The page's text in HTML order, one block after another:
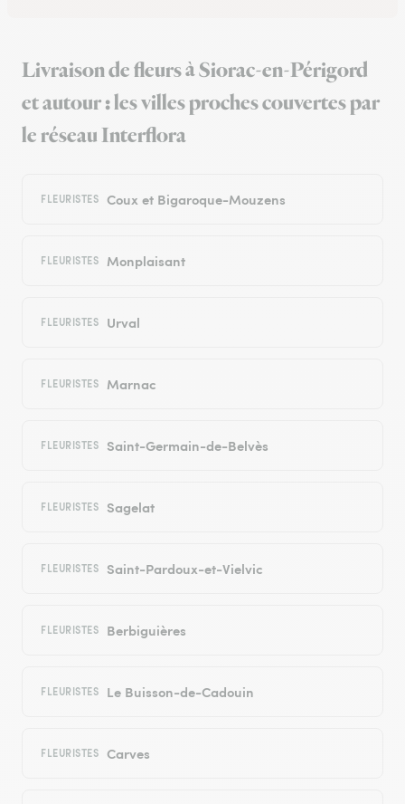
Livraison de fleurs à Siorac-en-Périgord
et autour : les villes proches couvertes par
le réseau Interflora
FLEURISTES Coux et Bigaroque-Mouzens
FLEURISTES Monplaisant
FLEURISTES Urval
FLEURISTES Marnac
FLEURISTES Saint-Germain-de-Belvès
FLEURISTES Sagelat
FLEURISTES Saint-Pardoux-et-Vielvic
FLEURISTES Berbiguières
FLEURISTES Le Buisson-de-Cadouin
FLEURISTES Carves